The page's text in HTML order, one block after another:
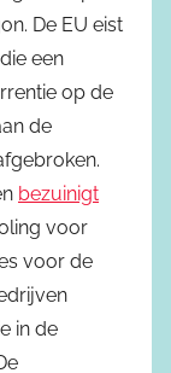
De EU eist
een
op de
de
bezuinigt
voor
voor de
in de